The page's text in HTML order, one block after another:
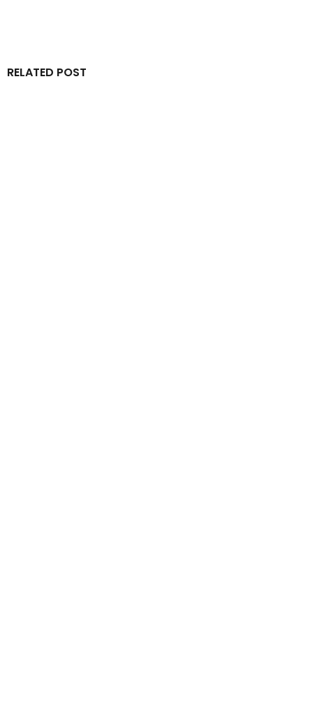
RELATED POST